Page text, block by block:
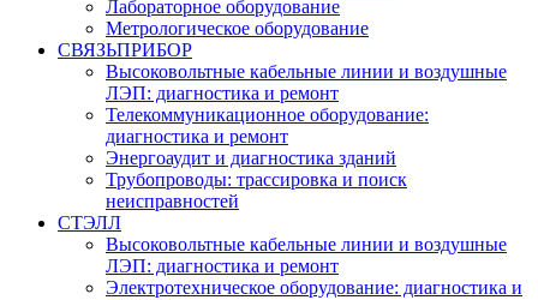
Лабораторное оборудование
Метрологическое оборудование
СВЯЗЬПРИБОР
Высоковольтные кабельные линии и воздушные
ЛЭП: диагностика и ремонт
Телекоммуникационное оборудование:
диагностика и ремонт
Энергоаудит и диагностика зданий
Трубопроводы: трассировка и поиск
неисправностей
СТЭЛЛ
Высоковольтные кабельные линии и воздушные
ЛЭП: диагностика и ремонт
Электротехническое оборудование: диагностика и